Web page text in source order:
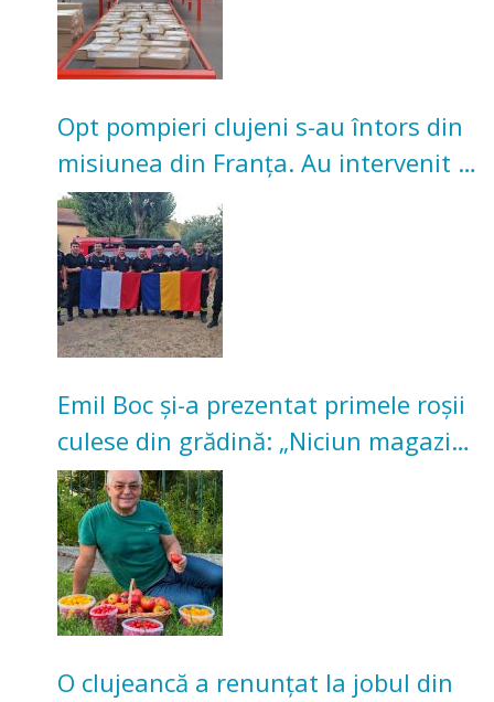
Opt pompieri clujeni s-au întors din
misiunea din Franța. Au intervenit la
incendii de vegetație și pădure
Emil Boc și-a prezentat primele roșii
culese din grădină: „Niciun magazin
nu poate oferi această satisfacție”
O clujeancă a renunțat la jobul din